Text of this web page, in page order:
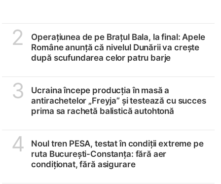
2
Operațiunea de pe Brațul Bala, la final: Apele
Române anunță că nivelul Dunării va crește
după scufundarea celor patru barje
3
Ucraina începe producția în masă a
antirachetelor „Freyja” și testează cu succes
prima sa rachetă balistică autohtonă
4
Noul tren PESA, testat în condiții extreme pe
ruta București-Constanța: fără aer
condiționat, fără asigurare